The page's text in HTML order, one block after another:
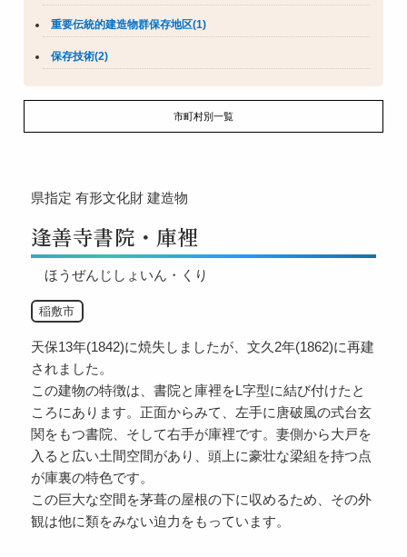
重要伝統的建造物群保存地区(1)
保存技術(2)
市町村別一覧
県指定 有形文化財 建造物
逢善寺書院・庫裡
ほうぜんじしょいん・くり
稲敷市
天保13年(1842)に焼失しましたが、文久2年(1862)に再建
されました。
この建物の特徴は、書院と庫裡をL字型に結び付けたと
ころにあります。正面からみて、左手に唐破風の式台玄
関をもつ書院、そして右手が庫裡です。妻側から大戸を
入ると広い土間空間があり、頭上に豪壮な梁組を持つ点
が庫裏の特色です。
この巨大な空間を茅葺の屋根の下に収めるため、その外
観は他に類をみない迫力をもっています。